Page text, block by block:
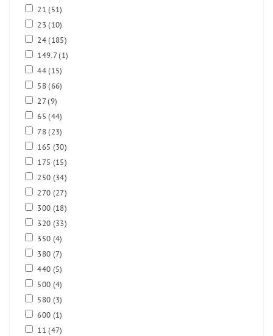
21(51)
23(10)
24(185)
149.7(1)
44(15)
58(66)
27(9)
65(44)
78(23)
165 (30)
175 (15)
250 (34)
270 (27)
300 (18)
320 (33)
350 (4)
380 (7)
440 (5)
500 (4)
580 (3)
600 (1)
11(47)